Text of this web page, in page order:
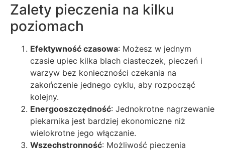
Zalety pieczenia na kilku
poziomach
Efektywność czasowa: Możesz w jednym
czasie upiec kilka blach ciasteczek, pieczeń i
warzyw bez konieczności czekania na
zakończenie jednego cyklu, aby rozpocząć
kolejny.
Energooszczędność: Jednokrotne nagrzewanie
piekarnika jest bardziej ekonomiczne niż
wielokrotne jego włączanie.
Wszechstronność: Możliwość pieczenia